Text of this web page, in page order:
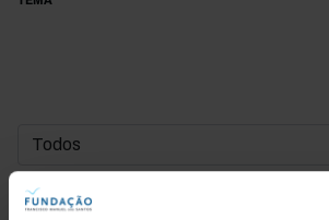
DATA DE INÍCIO